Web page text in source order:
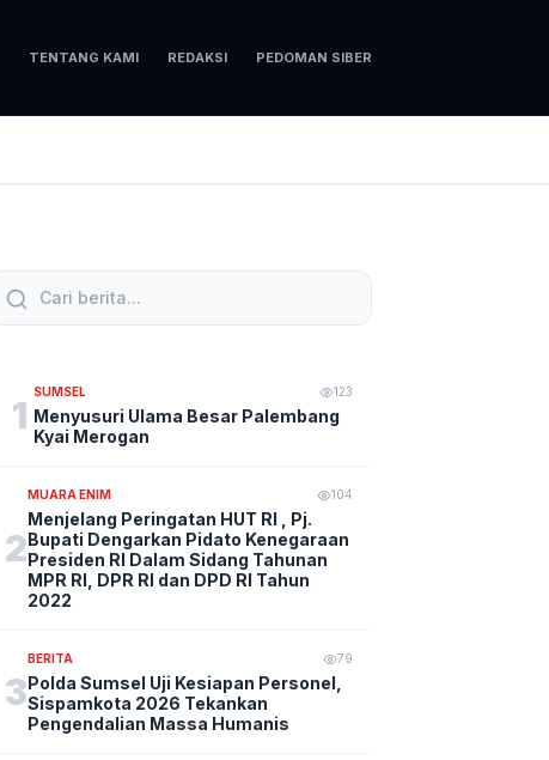
TENTANG KAMI REDAKSI PEDOMAN SIBER
1
SUMSEL 123
Menyusuri Ulama Besar Palembang
Kyai Merogan
2
MUARA ENIM 104
Menjelang Peringatan HUT RI , Pj.
Bupati Dengarkan Pidato Kenegaraan
Presiden RI Dalam Sidang Tahunan
MPR RI, DPR RI dan DPD RI Tahun
2022
3
BERITA 79
Polda Sumsel Uji Kesiapan Personel,
Sispamkota 2026 Tekankan
Pengendalian Massa Humanis